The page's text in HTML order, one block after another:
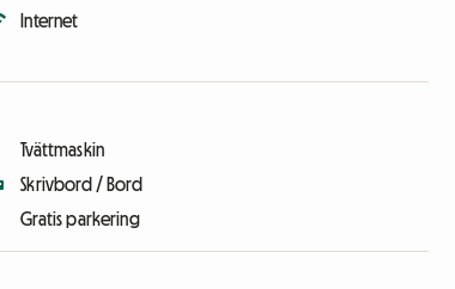
Internet
Tvättmaskin
Skrivbord / Bord
Gratis parkering